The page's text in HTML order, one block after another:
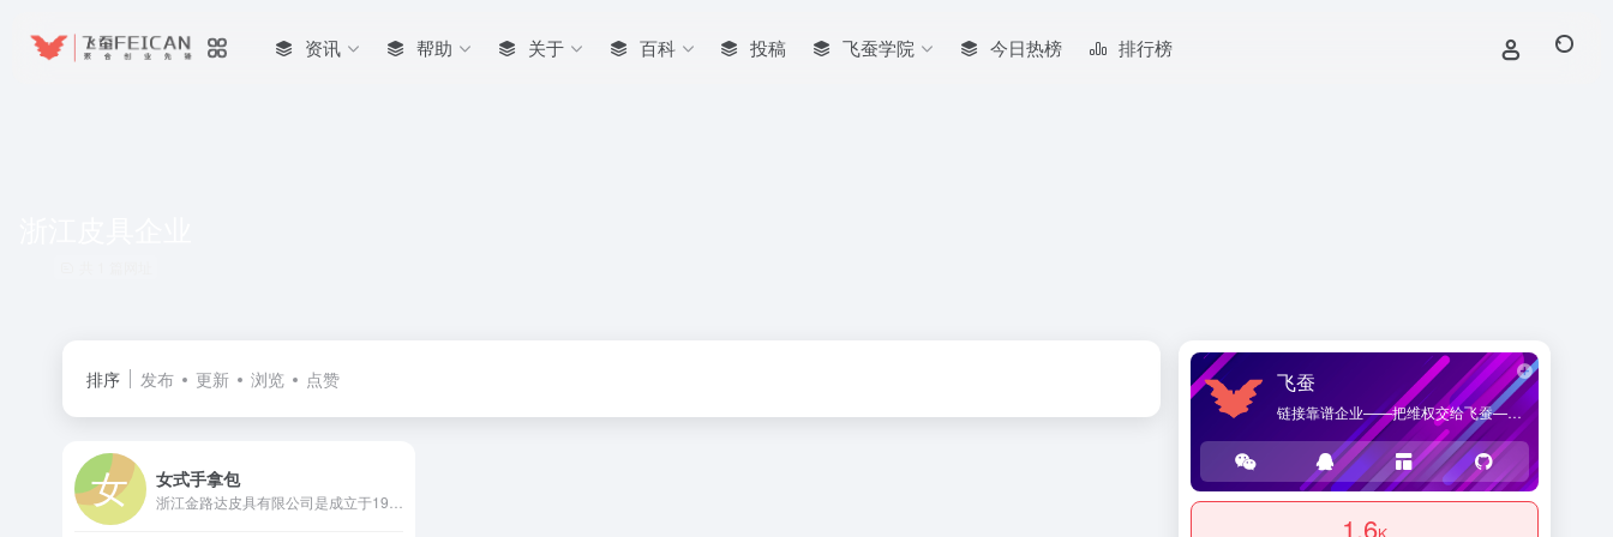
资讯 帮助 关于 百科 投稿 飞蚕学院 今日热榜 排行榜
排序 发布 更新 浏览 点赞
女式手拿包
飞蚕
链接靠谱企业——把维权交给飞蚕——海桑贸易官方网站，提供优质企业导航和商品导购服务。
1.6K